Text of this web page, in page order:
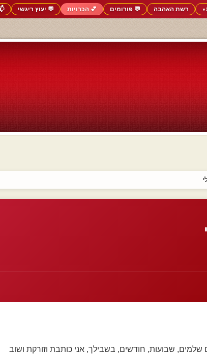
▼ רשת האהבה 💬 פורומים 💕 הכרויות 💬 יעוץ ריגשי
שלמים, שבועות, חודשים, בשבילך, אני כותבת וזורקת ושוב